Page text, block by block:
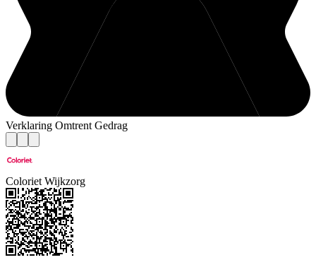
Verklaring Omtrent Gedrag
Coloriet Wijkzorg